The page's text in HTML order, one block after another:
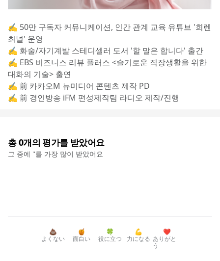
✍️ 50만 구독자 커뮤니케이션, 인간 관계 교육 유튜브 '희렌
최널' 운영
✍️ 화술/자기계발 스테디셀러 도서 '할 말은 합니다' 출간
✍️ EBS 비즈니스 리뷰 플러스 <슬기로운 직장생활을 위한
대화의 기술> 출연
✍️ 前 카카오M 뉴미디어 콘텐츠 제작 PD
✍️ 前 경인방송 iFM 편성제작팀 라디오 제작/진행
총0개의 평가를 받았어요
그 중에 ''를 가장 많이 받았어요
💩
よくない
🍯
面白い
🍀
役に立つ
💪
力になる
❤️
ありがと
う